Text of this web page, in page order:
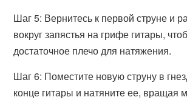
Шаг 5: Вернитесь к первой струне и
вокруг запястья на грифе гитары,
достаточное плечо для натяжения.
Шаг 6: Поместите новую струну в
конце гитары и натяните ее, вращая